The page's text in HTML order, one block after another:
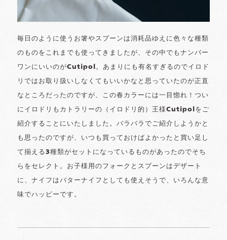
毎日のように使うお箸やスプーンは消耗品ゆえに色々な種類
のものをこれまでも使ってきましたが、その中でもナンバー
ワンにいいのがCutipol。あまりにも有名すぎるのでイロド
リではお取り扱いしなくてもいいかなと思っていたのが正直
なところだったのですが、この春カラーには一目惚れ！つい
にイロドリもカトラリーの（イロドリ的）王様Cutipolをご
紹介することにいたしました。バラバラでご紹介しようかと
も思ったのですが、いつも買っておけばよかったと買い足し
て揃える3種類がセットになっているものがあったのでそち
らをセレクト。お子様用のフォークとスプーンはデザート
に、ナイフはバターナイフとしても使えそうで、いろんな意
味でハッピーです。